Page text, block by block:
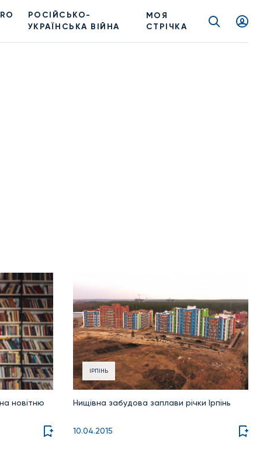
РОСІЙСЬКО-
УКРАЇНСЬКА ВІЙНА
МОЯ
СТРІЧКА
новітню
ІРПІНЬ
Нищівна забудова заплави річки Ірпінь
10.04.2015